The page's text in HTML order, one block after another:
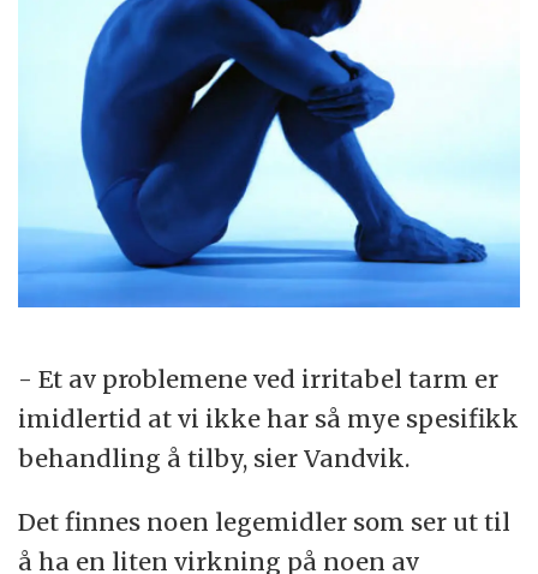
- Et av problemene ved irritabel tarm er
imidlertid at vi ikke har så mye spesifikk
behandling å tilby, sier Vandvik.
Det finnes noen legemidler som ser ut til
å ha en liten virkning på noen av